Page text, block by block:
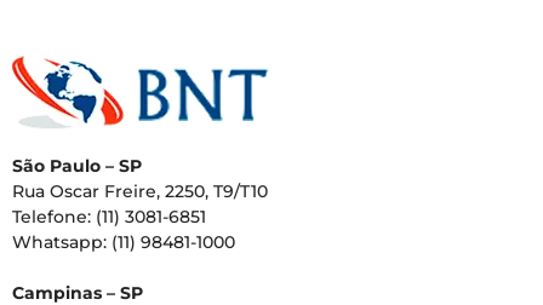
São Paulo – SP
Rua Oscar Freire, 2250, T9/T10
Telefone: (11) 3081-6851
Whatsapp: (11) 98481-1000
Campinas – SP